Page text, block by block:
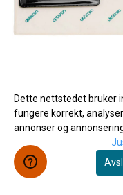
Dette nettstedet bruker
fungere korrekt,
annonser og